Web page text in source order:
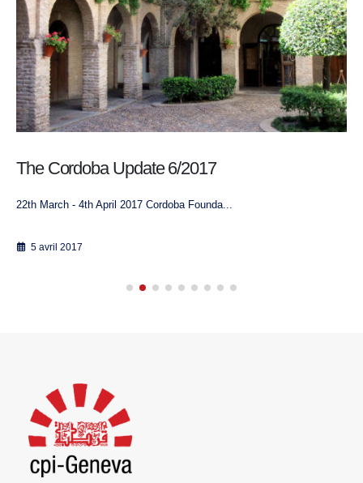
The Cordoba Update 6/2017
22th March - 4th April 2017 Cordoba Founda...
5 avril 2017